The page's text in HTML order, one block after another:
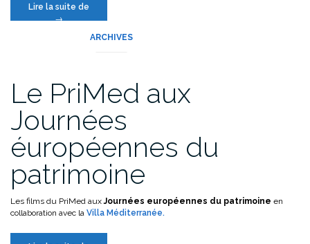
Lire la suite de
PriMed
→
ARCHIVES
Le PriMed aux
Journées
éuropéennes du
patrimoine
Les films du PriMed auxJournées européennes du patrimoine en
collaboration avec la Villa Méditerranée.